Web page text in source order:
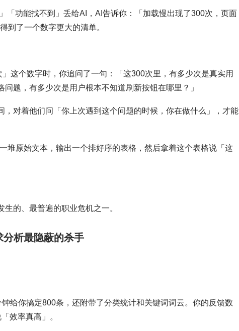
「功能找不到」丢给AI，AI告诉你：「加载慢出现了300次，页面
了一个数字更大的清单。
这个数字时，你追问了一句：「这300次里，有多少次是真实用
题，有多少次是用户根本不知道刷新按钮在哪里？」
对着他们问「你上次遇到这个问题的时候，你在做什么」，才能
原始文本，输出一个排好序的表格，然后拿着这个表格说「这
的、最普遍的职业危机之一。
析最隐蔽的杀手
给你搞定800条，还附带了分类统计和关键词词云。你的反馈数
效率真高」。